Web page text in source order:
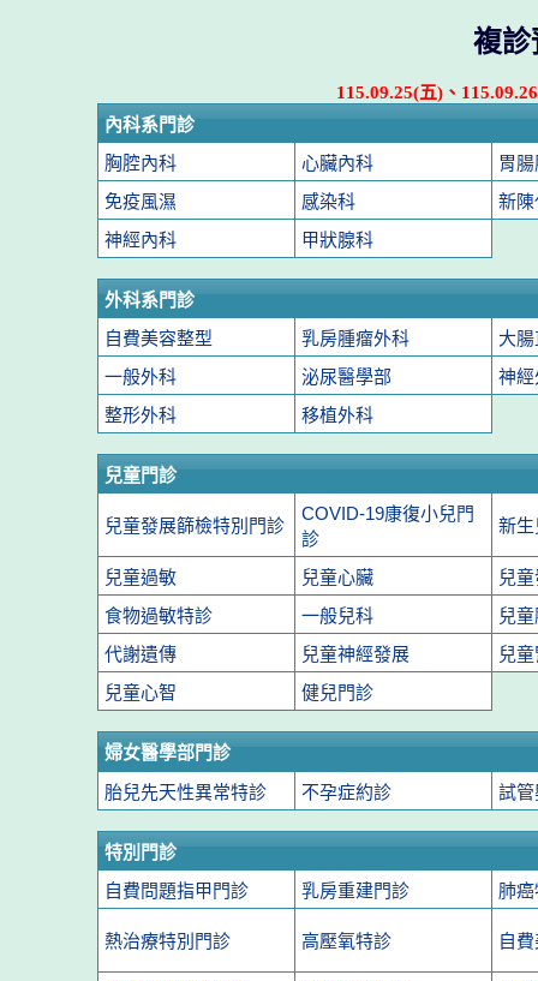
複診
115.09.25(五)、
內科系門診
胸腔內科
心臟內科
胃
免疫風濕
感染科
新陳
神經內科
甲狀腺科
外科系門診
自費美容整型
乳房腫瘤外科
大
一般外科
泌尿醫學部
神經
整形外科
移植外科
兒童門診
兒童發展篩檢特別門診
COVID-19康復小兒門
診
新生
兒童過敏 兒童心臟
兒
食物過敏特診
一般兒科
兒
代謝遺傳
兒童神經發展
兒
兒童心智
健兒門診
婦女醫學部門診
胎兒先天性異常特診
不孕症約診 試
特別門診
自費問題指甲門診
乳房重建門診 肺
熱治療特別門診 高壓氧特診 自